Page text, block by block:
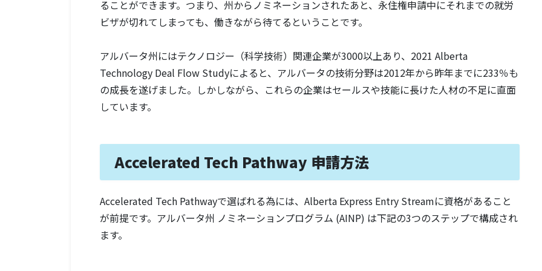
ることができます。つまり、州からノミネーションされたあと、永住権申請中にそれまでの就労
ビザが切れてしまっても、働きながら待てるということです。
アルバータ州にはテクノロジー（科学技術）関連企業が3000以上あり、2021 Alberta
Technology Deal Flow Studyによると、アルバータの技術分野は2012年から昨年までに233％も
の成長を遂げました。しかしながら、これらの企業はセールスや技能に長けた人材の不足に直面
しています。
Accelerated Tech Pathway 申請方法
Accelerated Tech Pathwayで選ばれる為には、Alberta Express Entry Streamに資格があること
が前提です。アルバータ州 ノミネーションプログラム (AINP) は下記の3つのステップで構成され
ます。